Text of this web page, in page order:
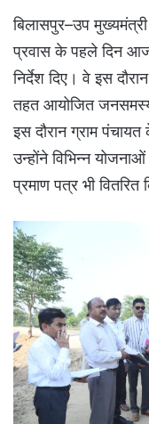
बिलासपुर–उप
प्रवास के पहले दिन आज
निर्देश दिए। वे इस
तहत आयोजित
इस दौरान ग्राम पंचायत
उन्होंने विभिन्न
प्रमाण पत्र भी वितरित